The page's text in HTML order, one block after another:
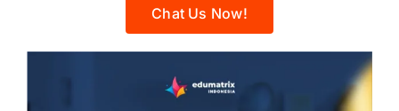
Chat Us Now!